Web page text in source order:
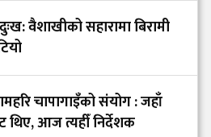
वैशाखीको सहारामा बिरामी
चापागाइँको संयोग : जहाँ
थिए, आज त्यहीँ निर्देशक